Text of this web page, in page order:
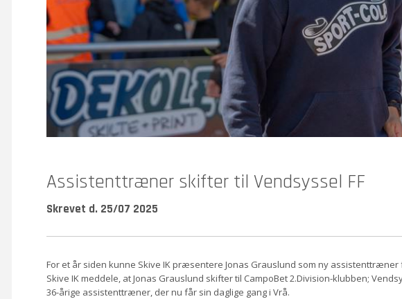
Assistenttræner skifter til Vendsyssel FF
Skrevet d. 25/07 2025
For et år siden kunne Skive IK præsentere Jonas Grauslund som ny
Skive IK meddele, at Jonas Grauslund skifter til CampoBet 2.Division-klubben;
36-årige assistenttræner, der nu får sin daglige gang i Vrå.